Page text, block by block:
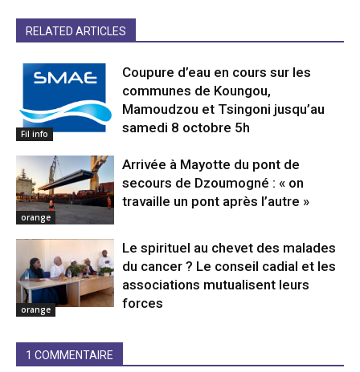
RELATED ARTICLES
Fil info
Coupure d’eau en cours sur les
communes de Koungou,
Mamoudzou et Tsingoni jusqu’au
samedi 8 octobre 5h
orange
Arrivée à Mayotte du pont de
secours de Dzoumogné : « on
travaille un pont après l’autre »
orange
Le spirituel au chevet des malades
du cancer ? Le conseil cadial et les
associations mutualisent leurs
forces
1 COMMENTAIRE